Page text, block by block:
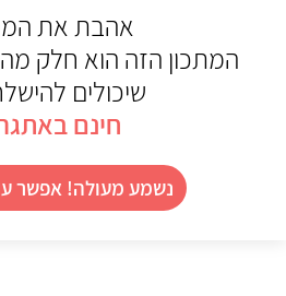
אהבת את
המתכון הזה הוא חלק
שיכולים
חינם באתגר
נשמע מעולה! אפשר